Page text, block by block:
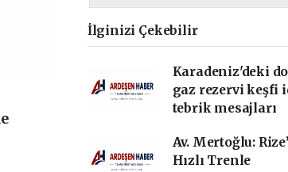
İlginizi Çekebilir
Karadeniz'deki
gaz rezervi keşfi
tebrik mesajları
Av. Mertoğlu:
Hızlı Trenle